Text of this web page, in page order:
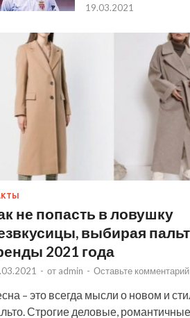
19.03.2021
не попасть в ловушку
выбирая
2021 года
- от admin - Оставьте комментарий
– это всегда мысли о новом и
Строгие деловые, романтичные,